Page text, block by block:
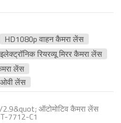
HD1080p वाहन कैमरा लेंस
इलेक्ट्रॉनिक रियरव्यू मिरर कैमरा लेंस
लेंस
लेंस
ऑटोमोटिव कैमरा लेंस
7712-C1